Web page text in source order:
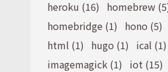
heroku (16)
homebrew
homebridge (1)
hono (5)
html (1)
hugo (1)
ical (1)
imagemagick (1)
iot (15)